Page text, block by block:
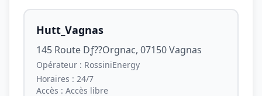
Hutt_Vagnas
145 Route Dƒ??Orgnac, 07150 Vagnas
Opérateur : RossiniEnergy
Horaires : 24/7
Accès : Accès libre